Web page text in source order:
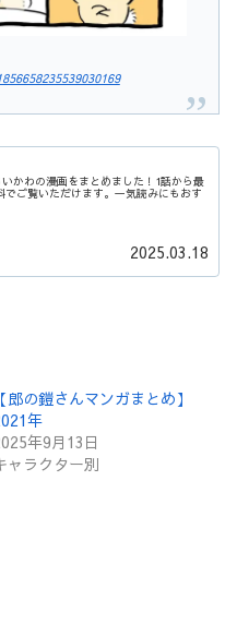
かわの漫画をまとめました！1話から最
でご覧いただけます。一気読みにもおす
2025.03.18
【郎の鎧さんマンガまとめ】
年
年9月13日
ャラクター別